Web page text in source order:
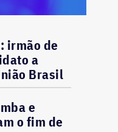
irmão de
a
Brasil
e
o fim de